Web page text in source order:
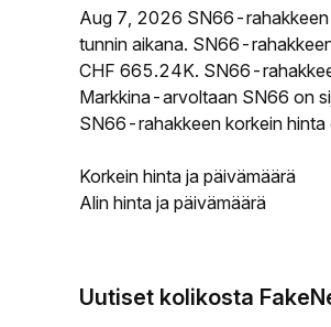
Aug 7, 2026 SN66-
tunnin aikana. SN66-
CHF 665.24K. SN66-
Markkina-arvoltaan SN66 on
SN66-rahakkeen korkein
Korkein hinta ja päivämäärä
Alin hinta ja päivämäärä
Uutiset kolikosta